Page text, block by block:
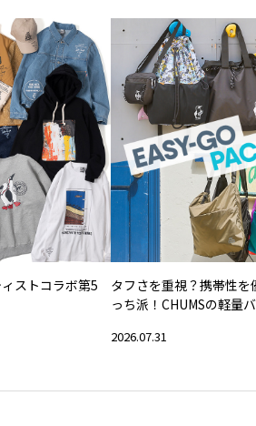
ストコラボ第5
タフさを重視？携帯性
っち派！CHUMSの軽量
2026.07.31